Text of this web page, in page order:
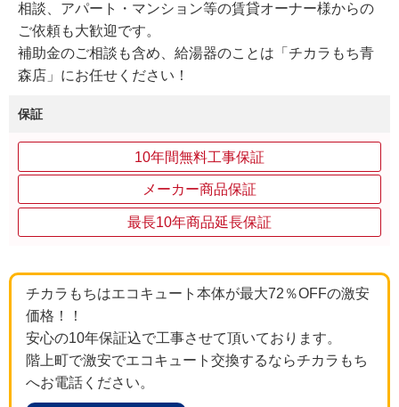
相談、アパート・マンション等の賃貸オーナー様からの
ご依頼も大歓迎です。
補助金のご相談も含め、給湯器のことは「チカラもち青
森店」にお任せください！
保証
10年間無料工事保証
メーカー商品保証
最長10年商品延長保証
チカラもちはエコキュート本体が最大72％OFFの激安
価格！！
安心の10年保証込で工事させて頂いております。
階上町で激安でエコキュート交換するならチカラもち
へお電話ください。